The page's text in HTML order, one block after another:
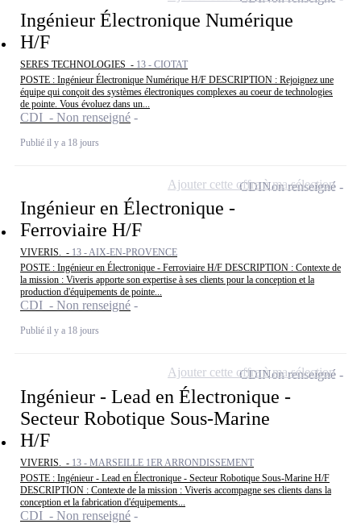
Ingénieur Électronique Numérique
H/F
SERES TECHNOLOGIES - 13 - CIOTAT
POSTE : Ingénieur Électronique Numérique H/F DESCRIPTION : Rejoignez une
équipe qui conçoit des systèmes électroniques complexes au coeur de technologies
de pointe. Vous évoluez dans un...
CDI - Non renseigné
Publié il y a 18 jours
Ingénieur en Électronique -
Ferroviaire H/F
VIVERIS. - 13 - AIX-EN-PROVENCE
POSTE : Ingénieur en Électronique - Ferroviaire H/F DESCRIPTION : Contexte de
la mission : Viveris apporte son expertise à ses clients pour la conception et la
production d'équipements de pointe...
CDI - Non renseigné
Publié il y a 18 jours
CDINon renseigné
Ajouter cette offre à ma sélection
Ingénieur - Lead en Électronique -
Secteur Robotique Sous-Marine
H/F
VIVERIS. - 13 - MARSEILLE 1ER ARRONDISSEMENT
POSTE : Ingénieur - Lead en Électronique - Secteur Robotique Sous-Marine H/F
DESCRIPTION : Contexte de la mission : Viveris accompagne ses clients dans la
conception et la fabrication d'équipements...
CDI - Non renseigné
CDINon renseigné
Ajouter cette offre à ma sélection